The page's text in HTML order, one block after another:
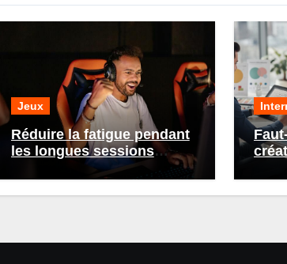
Jeux
Réduire la fatigue pendant
les longues sessions
gaming : conseils et
astuces
ou